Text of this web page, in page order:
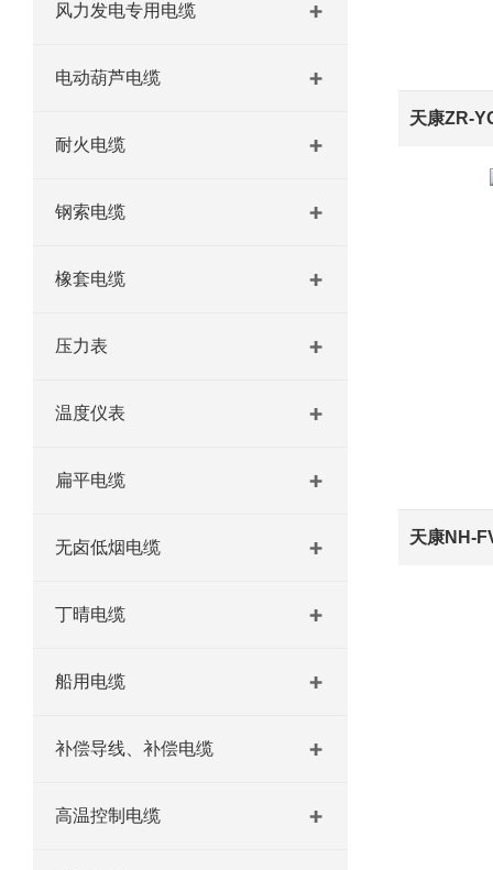
风力发电专用电缆
电动葫芦电缆
耐火电缆
钢索电缆
橡套电缆
压力表
温度仪表
扁平电缆
无卤低烟电缆
丁晴电缆
船用电缆
补偿导线、补偿电缆
高温控制电缆
天康NH-